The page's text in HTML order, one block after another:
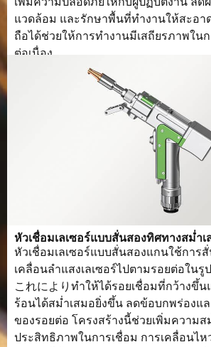
ความชื้นใน
การทำงาน
5-95%
แวดล้อม และรักษาพื้นที่ทำงานให้สะอา
ถือได้ช่วยให้การทำงานมีเสถียรภาพใน
ต่อเนื่อง.
หัวเชื่อมเลเซอร์แบบสั่นสองทิศทางสม่ำเ
หัวเชื่อมเลเซอร์แบบสั่นสองแกนใช้การ
เคลื่อนลำแสงเลเซอร์ไปตามรอยต่อใน
これによりทำให้ได้รอยเชื่อมที่กว้างขึ้
ร้อนได้สม่ำเสมอยิ่งขึ้น ลดข้อบกพร่องแ
ของรอยต่อ โครงสร้างนี้ช่วยเพิ่มความส
ประสิทธิภาพในการเชื่อม การเคลื่อนไ